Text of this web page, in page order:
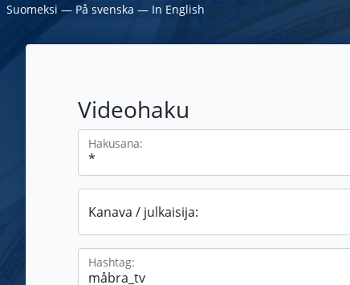
Suomeksi ― På svenska ― In English
Videohaku
Hakusana:
Kanava / julkaisija:
Hashtag: